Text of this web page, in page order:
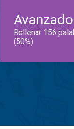
Avanzado
Rellenar 156
(50%)